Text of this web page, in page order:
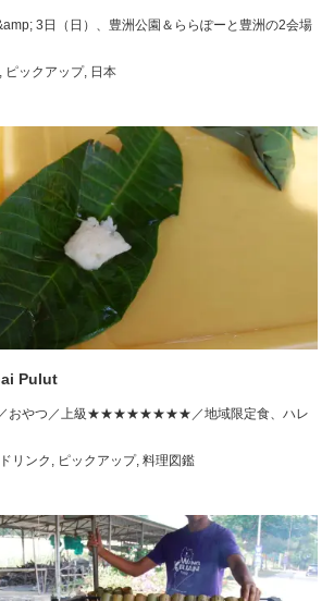
3日（日）、豊洲公園＆ららぽーと豊洲の2会場
ピックアップ, 日本
Pulut
／おやつ／上級★★★★★★★★／地域限定食、ハレ
リンク ピックアップ, 料理図鑑